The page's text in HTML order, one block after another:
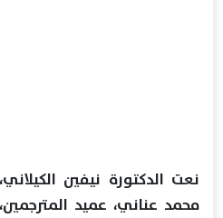
نعت الدكتورة نيفين
محمد عناني، ‏عميد